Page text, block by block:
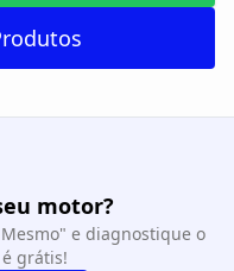
motor?
e diagnostique o
grátis!